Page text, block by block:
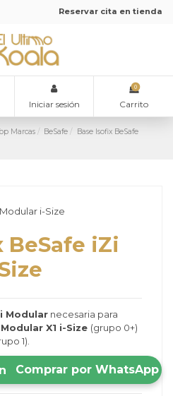
Reservar cita en tienda
Iniciar sesión
0
Carrito
Marcas BeSafe
Base Isofix BeSafe
BeSafe iZi
Modular necesaria para
X1 i-Size (grupo 0+)
1).
Comprar por WhatsApp